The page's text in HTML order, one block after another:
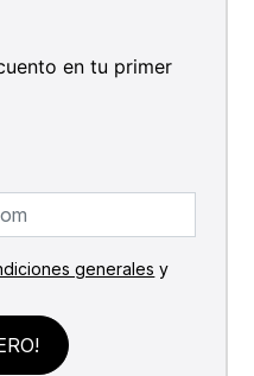
en tu primer